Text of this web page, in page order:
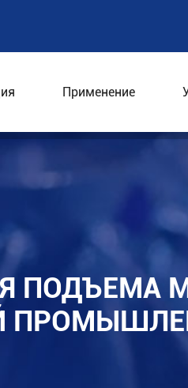
Применение
ПОДЪЕМА